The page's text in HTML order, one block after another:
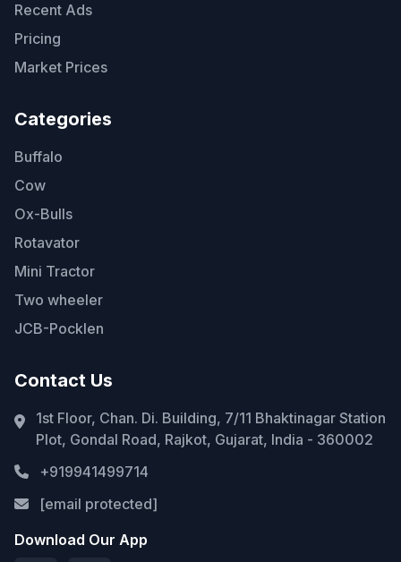
Recent Ads
Pricing
Market Prices
Categories
Buffalo
Cow
Ox-Bulls
Rotavator
Mini Tractor
Two wheeler
JCB-Pocklen
Contact Us
1st Floor, Chan. Di. Building, 7/11 Bhaktinagar Station
Plot, Gondal Road, Rajkot, Gujarat, India - 360002
+919941499714
[email protected]
Download Our App